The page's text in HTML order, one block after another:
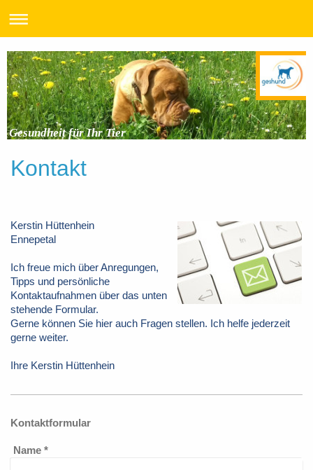
Gesundheit für Ihr Tier
Kontakt
Kerstin Hüttenhein
Ennepetal
Ich freue mich über Anregungen,
Tipps und persönliche
Kontaktaufnahmen über das unten
stehende Formular.
Gerne können Sie hier auch Fragen stellen. Ich helfe jederzeit
gerne weiter.
Ihre Kerstin Hüttenhein
Kontaktformular
Name *